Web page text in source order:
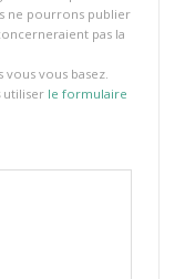
ne pourrons publier
pas la
vous basez.
utiliser le formulaire